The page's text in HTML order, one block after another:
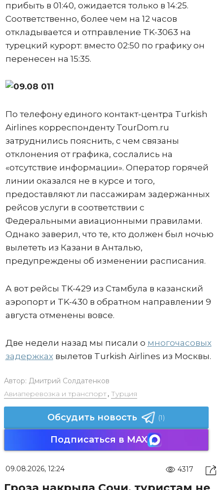
прибыть в 01:40, ожидается только в 14:25.
Соответственно, более чем на 12 часов
откладывается и отправление TK-3063 на
турецкий курорт: вместо 02:50 по графику он
перенесен на 15:35.
По телефону единого контакт-центра Turkish
Airlines корреспонденту TourDom.ru
затруднились пояснить, с чем связаны
отклонения от графика, сослались на
«отсутствие информации». Оператор горячей
линии оказался не в курсе и того,
предоставляют ли пассажирам задержанных
рейсов услуги в соответствии с
Федеральными авиационными правилами.
Однако заверил, что те, кто должен был ночью
вылететь из Казани в Анталью,
предупреждены об изменении расписания.
А вот рейсы TK-429 из Стамбула в казанский
аэропорт и TK-430 в обратном направлении 9
августа отменены вовсе.
Две недели назад мы писали о многочасовых
задержкахвылетов Turkish Airlines из Москвы.
Автор: Дмитрий Солдатенков
Авиаперевозка и транспорт, Турция
Обсудить новость (1)
Подписаться в MAX
09.08.2026, 12:24 4317